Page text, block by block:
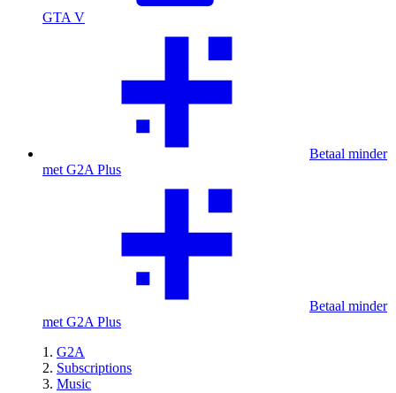
GTA V
Betaal minder
met G2A Plus
Betaal minder
met G2A Plus
G2A
Subscriptions
Music